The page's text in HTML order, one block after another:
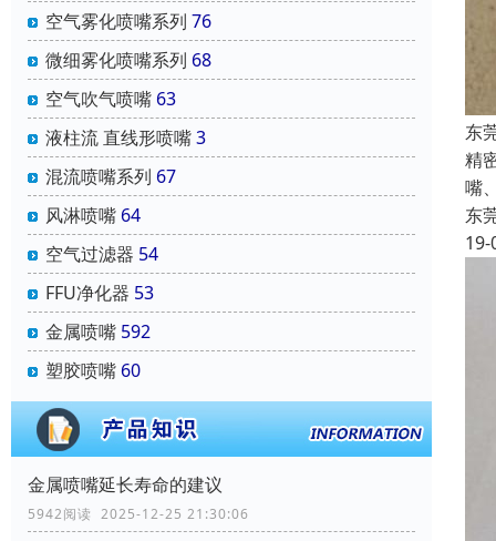
空气雾化喷嘴系列 76
微细雾化喷嘴系列 68
空气吹气喷嘴 63
液柱流 直线形喷嘴3
混流喷嘴系列 67
风淋喷嘴 64
空气过滤器 54
FFU净化器 53
金属喷嘴 592
塑胶喷嘴 60
金属喷嘴延长寿命的建议
5942阅读 2025-12-25 21:30:06
东
精
嘴
东
19-